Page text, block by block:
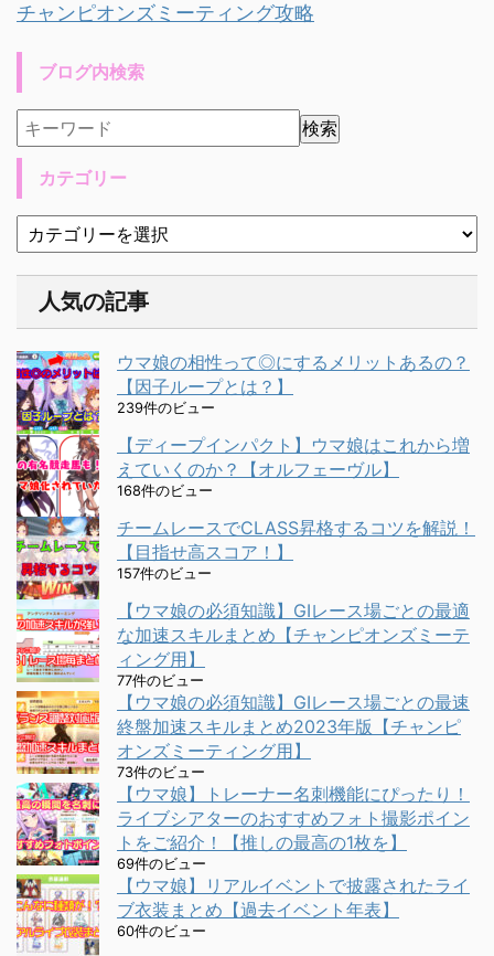
チャンピオンズミーティング攻略
ブログ内検索
カテゴリー
人気の記事
ウマ娘の相性って◎にするメリットあるの？
【因子ループとは？】
239件のビュー
【ディープインパクト】ウマ娘はこれから増
えていくのか？【オルフェーヴル】
168件のビュー
チームレースでCLASS昇格するコツを解説！
【目指せ高スコア！】
157件のビュー
【ウマ娘の必須知識】GⅠレース場ごとの最適
な加速スキルまとめ【チャンピオンズミーテ
ィング用】
77件のビュー
【ウマ娘の必須知識】GⅠレース場ごとの最速
終盤加速スキルまとめ2023年版【チャンピ
オンズミーティング用】
73件のビュー
【ウマ娘】トレーナー名刺機能にぴったり！
ライブシアターのおすすめフォト撮影ポイン
トをご紹介！【推しの最高の1枚を】
69件のビュー
【ウマ娘】リアルイベントで披露されたライ
ブ衣装まとめ【過去イベント年表】
60件のビュー